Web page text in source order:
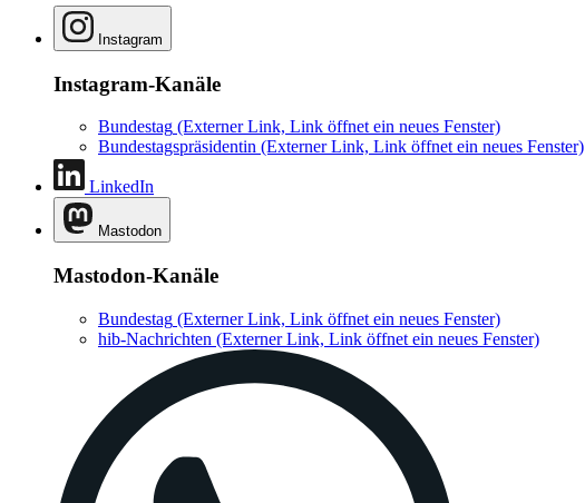
Instagram
Instagram-Kanäle
Bundestag (Externer Link, Link öffnet ein neues Fenster)
Bundestagspräsidentin (Externer Link, Link öffnet ein neues Fenster)
LinkedIn
Mastodon
Mastodon-Kanäle
Bundestag (Externer Link, Link öffnet ein neues Fenster)
hib-Nachrichten (Externer Link, Link öffnet ein neues Fenster)